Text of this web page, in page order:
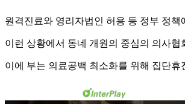
원격진료와 영리자법인 허용 등 정부 정
이런 상황에서 동네 개원의 중심의 의사
이에 부는 의료공백 최소화를 위해 집단